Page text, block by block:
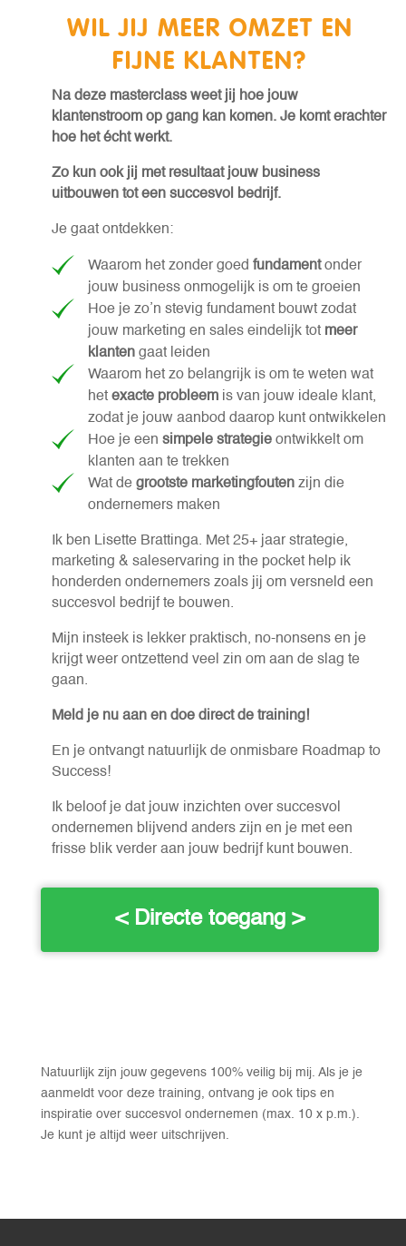
WIL JIJ MEER OMZET EN
FIJNE KLANTEN?
Na deze masterclass weet jij hoe jouw
klantenstroom op gang kan komen. Je komt erachter
hoe het écht werkt.
Zo kun ook jij met resultaat jouw business
uitbouwen tot een succesvol bedrijf.
Je gaat ontdekken:
Waarom het zonder goedfundamentonder
jouw business onmogelijk is om te groeien
Hoe je zo’n stevig fundament bouwt zodat
jouw marketing en sales eindelijk tot meer
klanten gaat leiden
Waarom het zo belangrijk is om te weten wat
hetexacte probleem is van jouw ideale klant,
zodat je jouw aanbod daarop kunt ontwikkelen
Hoe je eensimpele strategie ontwikkelt om
klanten aan te trekken
Wat degrootste marketingfouten zijn die
ondernemers maken
Ik ben Lisette Brattinga. Met 25+ jaar strategie,
marketing & saleservaring in the pocket help ik
honderden ondernemers zoals jij om versneld een
succesvol bedrijf te bouwen.
Mijn insteek is lekker praktisch, no-nonsens en je
krijgt weer ontzettend veel zin om aan de slag te
gaan.
Meld je nu aan en doe direct de training!
En je ontvangt natuurlijk de onmisbare Roadmap to
Success!
Ik beloof je dat jouw inzichten over succesvol
ondernemen blijvend anders zijn en je met een
frisse blik verder aan jouw bedrijf kunt bouwen.
< Directe toegang >
Natuurlijk zijn jouw gegevens 100% veilig bij mij. Als je je
aanmeldt voor deze training, ontvang je ook tips en
inspiratie over succesvol ondernemen (max. 10 x p.m.).
Je kunt je altijd weer uitschrijven.